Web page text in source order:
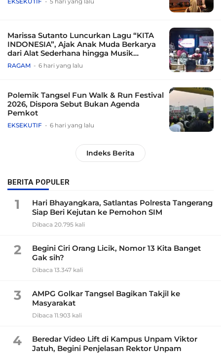
Marissa Sutanto Luncurkan Lagu “KITA
INDONESIA”, Ajak Anak Muda Berkarya
dari Alat Sederhana hingga Musik
Tradisional
RAGAM 6 hari yang lalu
Polemik Tangsel Fun Walk & Run Festival
2026, Dispora Sebut Bukan Agenda
Pemkot
EKSEKUTIF 6 hari yang lalu
Indeks Berita
BERITA POPULER
1
Hari Bhayangkara, Satlantas Polresta Tangerang
Siap Beri Kejutan ke Pemohon SIM
Dibaca 20.795 kali
2
Begini Ciri Orang Licik, Nomor 13 Kita Banget
Gak sih?
Dibaca 13.347 kali
3
AMPG Golkar Tangsel Bagikan Takjil ke
Masyarakat
Dibaca 11.903 kali
4
Beredar Video Lift di Kampus Unpam Viktor
Jatuh, Begini Penjelasan Rektor Unpam